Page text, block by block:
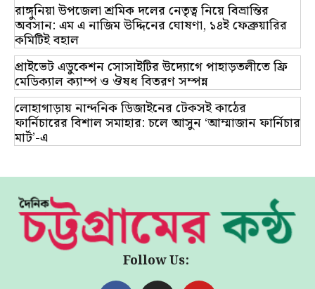
রাঙ্গুনিয়া উপজেলা শ্রমিক দলের নেতৃত্ব নিয়ে বিভ্রান্তির
অবসান: এম এ নাজিম উদ্দিনের ঘোষণা, ১৪ই ফেব্রুয়ারির
কমিটিই বহাল
প্রাইভেট এডুকেশন সোসাইটির উদ্যোগে পাহাড়তলীতে ফ্রি
মেডিক্যাল ক্যাম্প ও ঔষধ বিতরণ সম্পন্ন
লোহাগাড়ায় নান্দনিক ডিজাইনের টেকসই কাঠের
ফার্নিচারের বিশাল সমাহার: চলে আসুন ‘আম্মাজান ফার্নিচার
মার্ট’-এ
Follow Us: